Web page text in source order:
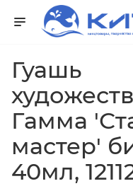
Гуашь
Гамма
мастер'
40мл,